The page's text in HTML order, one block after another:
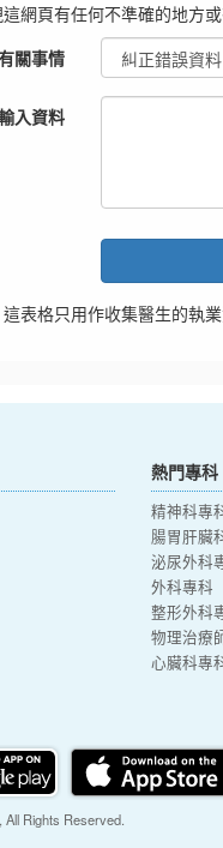
網頁有任何不準確的地方
關事情
入資料
表格只用作收集醫生的執
熱門專科
精神科專
腸胃肝臟
泌尿外科
外科專科
整形外科
物理治療
心臟科專
Rights Reserved.